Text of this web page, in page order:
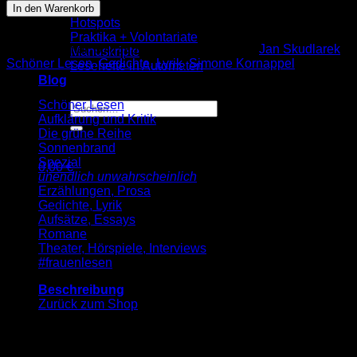
Wir
Hotspots
Praktika + Volontariate
Manuskripte
Lesehefte in Automaten
Blog
Suche
nach:
0,00€
Warenkorb
Zurück zum Shop
Skudlarek:
Du
wie
Mozart
(SL
156)
Menge
In den Warenkorb
Artikelnummer:9783955660611 Jan Skudlarek
Schöner Lesen,Gedichte, Lyrik,Simone Kornappel
Schöner Lesen
Aufklärung und Kritik
Die grüne Reihe
Sonnenbrand
Spezial
unendlich unwahrscheinlich
Erzählungen, Prosa
Gedichte, Lyrik
Aufsätze, Essays
Romane
Theater, Hörspiele, Interviews
#frauenlesen
Beschreibung